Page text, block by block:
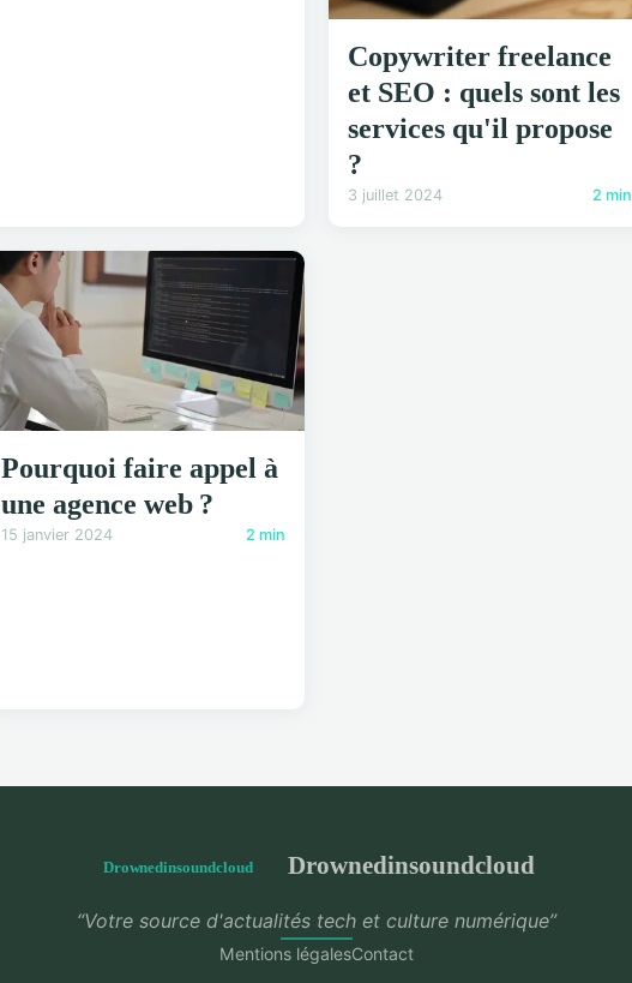
Copywriter freelance
et SEO : quels sont les
services qu'il propose
?
3 juillet 2024 2 min
Pourquoi faire appel à
une agence web ?
15 janvier 2024 2 min
Drownedinsoundcloud
“Votre source d'actualités tech et culture numérique”
Mentions légalesContact